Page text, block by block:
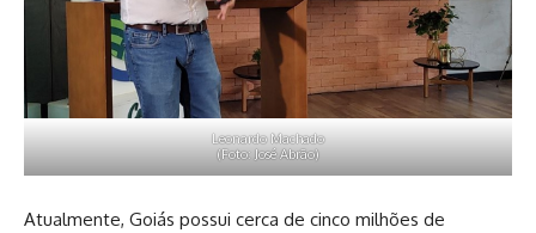
Leonardo Machado
(Foto: José Abrão)
Atualmente, Goiás possui cerca de cinco milhões de